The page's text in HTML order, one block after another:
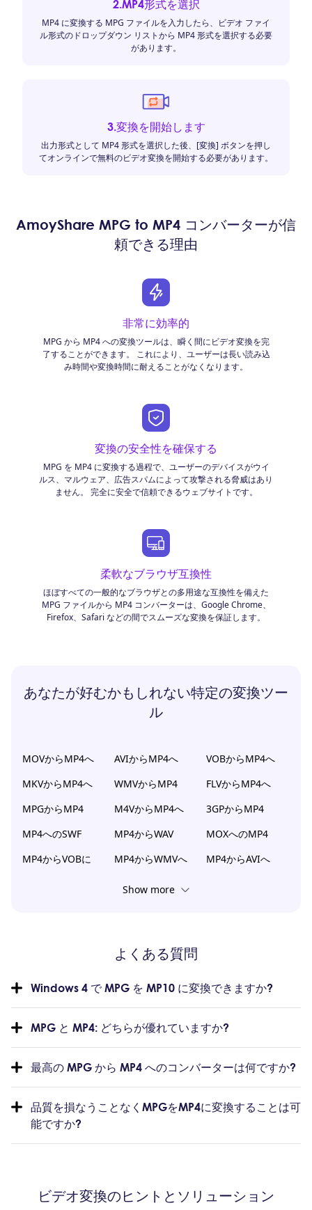
2.MP4形式を選択
MP4 に変換する MPG ファイルを入力したら、ビデオ ファイ
ル形式のドロップダウン リストから MP4 形式を選択する必要
があります。
3.変換を開始します
出力形式として MP4 形式を選択した後、[変換] ボタンを押し
てオンラインで無料のビデオ変換を開始する必要があります。
AmoyShare MPG to MP4 コンバーターが信
頼できる理由
非常に効率的
MPG から MP4 への変換ツールは、瞬く間にビデオ変換を完
了することができます。 これにより、ユーザーは長い読み込
み時間や変換時間に耐えることがなくなります。
変換の安全性を確保する
MPG を MP4 に変換する過程で、ユーザーのデバイスがウイ
ルス、マルウェア、広告スパムによって攻撃される脅威はあり
ません。 完全に安全で信頼できるウェブサイトです。
柔軟なブラウザ互換性
ほぼすべての一般的なブラウザとの多用途な互換性を備えた
MPG ファイルから MP4 コンバーターは、Google Chrome、
Firefox、Safari などの間でスムーズな変換を保証します。
あなたが好むかもしれない特定の変換ツー
ル
MOVからMP4へ AVIからMP4へ
VOBからMP4へ
MKVからMP4へ
WMVからMP4
FLVからMP4へ
MPGからMP4
M4VからMP4へ
3GPからMP4
MP4へのSWF
MP4からWAV
MOXへのMP4
MP4からVOBに
MP4からWMVへ MP4からAVIへ
Show more
よくある質問
Windows 4 で MPG を MP10 に変換できますか?
MPG と MP4: どちらが優れていますか?
最高の MPG から MP4 へのコンバーターは何ですか?
品質を損なうことなくMPGをMP4に変換することは可
能ですか?
ビデオ変換のヒントとソリューション